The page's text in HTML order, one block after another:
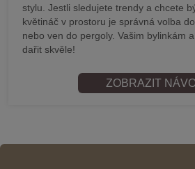
stylu. Jestli sledujete trendy a chcete
květináč v prostoru je správná volba
nebo ven do pergoly. Vašim bylinkám
dařit skvěle!
ZOBRAZIT